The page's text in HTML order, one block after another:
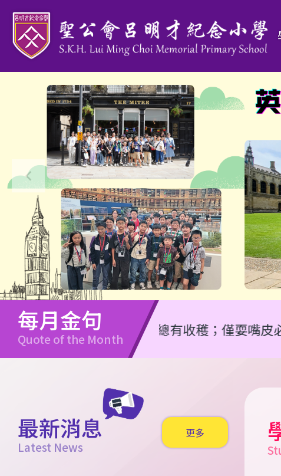
移至主內容
每月金句
Quote of the Month
任何勤勞總有收穫；僅耍嘴皮必致窮乏。
最新消息
Latest News
更多